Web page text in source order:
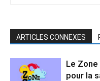
ARTICLES CONNEXES
Le
pour la